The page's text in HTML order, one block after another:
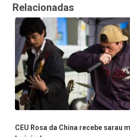
Relacionadas
CEU Rosa da China recebe sarau